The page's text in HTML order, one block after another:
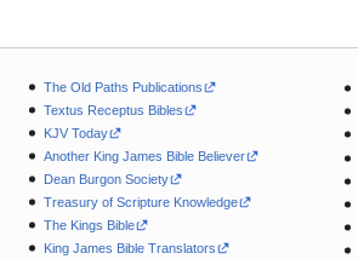
The Old Paths Publications
Textus Receptus Bibles
KJV Today
Another King James Bible Believer
Dean Burgon Society
Treasury of Scripture Knowledge
The Kings Bible
King James Bible Translators